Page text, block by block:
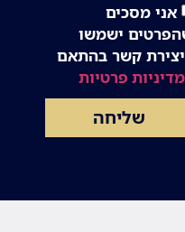
אני מסכים
ישמשו
קשר בהתאם
פרטיות
שליחה